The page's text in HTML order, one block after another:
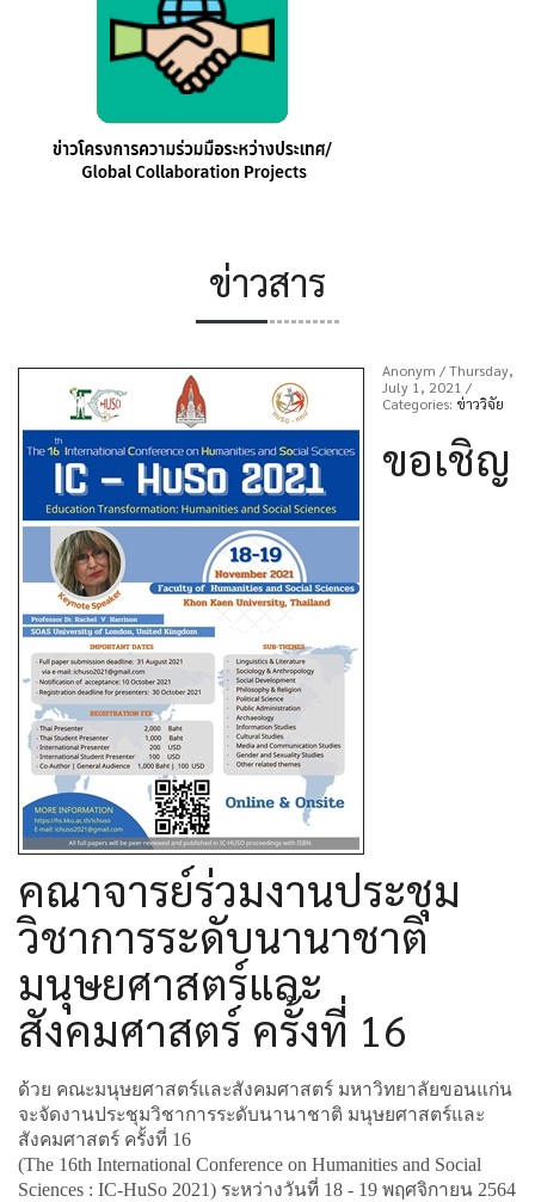
ข่าวสาร
Anonym / Thursday,
July 1, 2021 /
Categories: ข่าววิจัย
ขอเชิญ
คณาจารย์ร่วมงานประชุม
วิชาการระดับนานาชาติ
มนุษยศาสตร์และ
สังคมศาสตร์ ครั้งที่ 16
ด้วย คณะมนุษยศาสตร์และสังคมศาสตร์ มหาวิทยาลัยขอนแก่น
จะจัดงานประชุมวิชาการระดับนานาชาติ มนุษยศาสตร์และ
สังคมศาสตร์ ครั้งที่ 16
(The 16th International Conference on Humanities and Social
Sciences : IC-HuSo 2021) ระหว่างวันที่ 18 - 19 พฤศจิกายน 2564